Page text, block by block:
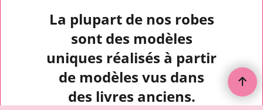
La plupart de nos robes
sont des modèles
uniques réalisés à partir
de modèles vus dans
des livres anciens.